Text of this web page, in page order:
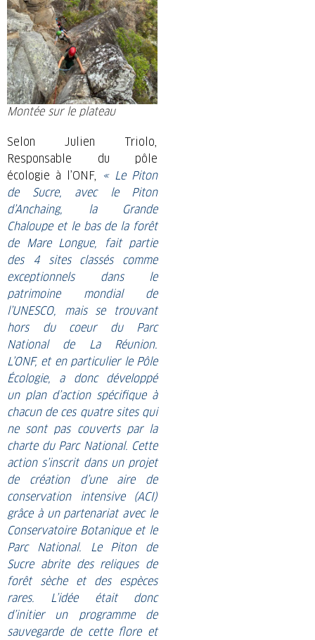
Montée sur le plateau
Selon Julien Triolo,
Responsable du pôle
écologie à l’ONF, « Le Piton
de Sucre, avec le Piton
d’Anchaing, la Grande
Chaloupe et le bas de la forêt
de Mare Longue, fait partie
des 4 sites classés comme
exceptionnels dans le
patrimoine mondial de
l’UNESCO, mais se trouvant
hors du coeur du Parc
National de La Réunion.
L’ONF, et en particulier le Pôle
Écologie, a donc développé
un plan d’action spécifique à
chacun de ces quatre sites qui
ne sont pas couverts par la
charte du Parc National. Cette
action s’inscrit dans un projet
de création d’une aire de
conservation intensive (ACI)
grâce à un partenariat avec le
Conservatoire Botanique et le
Parc National. Le Piton de
Sucre abrite des reliques de
forêt sèche et des espèces
rares. L’idée était donc
d’initier un programme de
sauvegarde de cette flore et